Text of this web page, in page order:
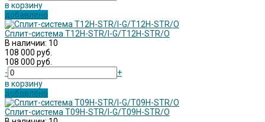
в корзину
добавлено
Сплит-система T12H-STR/I-G/T12H-STR/O
В наличии: 10
108 000 руб.
108 000 руб.
-
+
в корзину
добавлено
Сплит-система T09H-STR/I-G/T09H-STR/O